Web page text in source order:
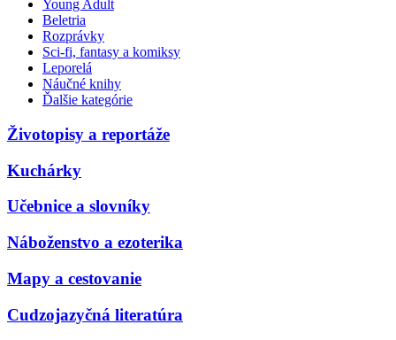
Young Adult
Beletria
Rozprávky
Sci-fi, fantasy a komiksy
Leporelá
Náučné knihy
Ďalšie kategórie
Životopisy a reportáže
Kuchárky
Učebnice a slovníky
Náboženstvo a ezoterika
Mapy a cestovanie
Cudzojazyčná literatúra